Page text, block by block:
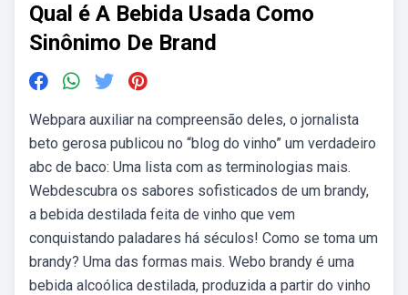
Qual é A Bebida Usada Como
Sinônimo De Brand
Webpara auxiliar na compreensão deles, o jornalista
beto gerosa publicou no “blog do vinho” um verdadeiro
abc de baco: Uma lista com as terminologias mais.
Webdescubra os sabores sofisticados de um brandy,
a bebida destilada feita de vinho que vem
conquistando paladares há séculos! Como se toma um
brandy? Uma das formas mais. Webo brandy é uma
bebida alcoólica destilada, produzida a partir do vinho